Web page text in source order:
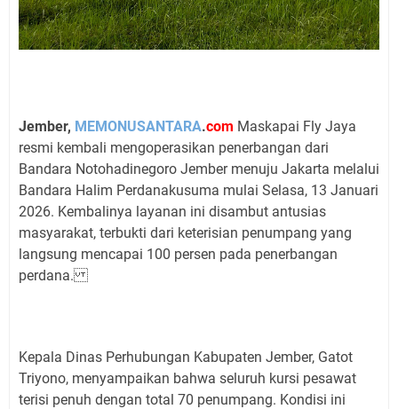
Jember, MEMONUSANTARA.com Maskapai Fly Jaya
resmi kembali mengoperasikan penerbangan dari
Bandara Notohadinegoro Jember menuju Jakarta melalui
Bandara Halim Perdanakusuma mulai Selasa, 13 Januari
2026. Kembalinya layanan ini disambut antusias
masyarakat, terbukti dari keterisian penumpang yang
langsung mencapai 100 persen pada penerbangan
perdana.
Kepala Dinas Perhubungan Kabupaten Jember, Gatot
Triyono, menyampaikan bahwa seluruh kursi pesawat
terisi penuh dengan total 70 penumpang. Kondisi ini